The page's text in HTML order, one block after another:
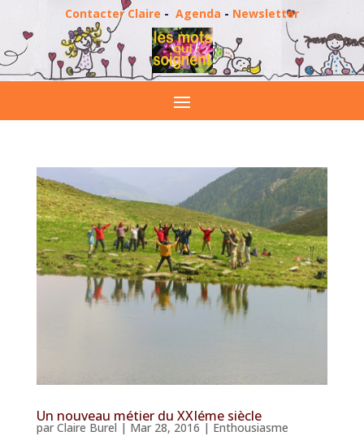
Contacter Claire - Agenda - Newsletter
Un nouveau métier du XXIéme siècle
par Claire Burel | Mar 28, 2016 | Enthousiasme